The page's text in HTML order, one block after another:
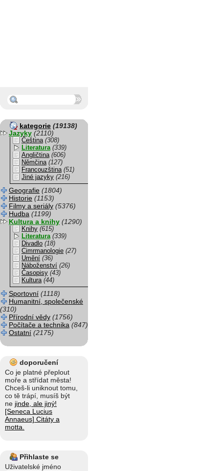
kategorie (19138)
Jazyky (2110)
Čeština (308)
Literatura (339)
Angličtina (606)
Němčina (127)
Francouzština (51)
Jiné jazyky (216)
Geografie (1804)
Historie (1153)
Filmy a seriály (5376)
Hudba (1199)
Kultura a knihy (1290)
Knihy (615)
Literatura (339)
Divadlo (18)
Cimrmanologie (27)
Umění (36)
Náboženství (26)
Časopisy (43)
Kultura (44)
Sportovní (1118)
Humanitní, společenské
(310)
Přírodní vědy (1756)
Počítače a technika (847)
Ostatní (2175)
doporučení
Co je platné přeplout
moře a střídat města!
Chceš-li uniknout tomu,
co tě trápí, musíš být
ne jinde, ale jiný!
[Seneca Lucius
Annaeus] Citáty a
motta.
Přihlaste se
Uživatelské jméno